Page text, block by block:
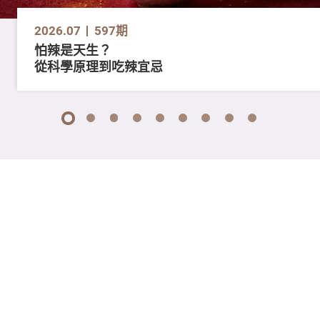
2026.07 597期
怕辣是天生？
從科學原理到吃辣宜忌
1 2 3 4 5 6 7 8 9